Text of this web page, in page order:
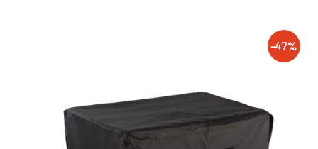
-47%